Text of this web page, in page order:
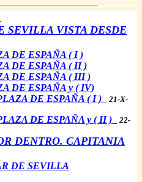
SEVILLA VISTA DESDE
DE ESPAÑA ( I )
DE ESPAÑA ( II )
DE ESPAÑA ( III )
DE ESPAÑA y ( IV)
DE ESPAÑA ( I )
21-X-
DE ESPAÑA y ( II )
22-
DENTRO. CAPITANIA
DE SEVILLA